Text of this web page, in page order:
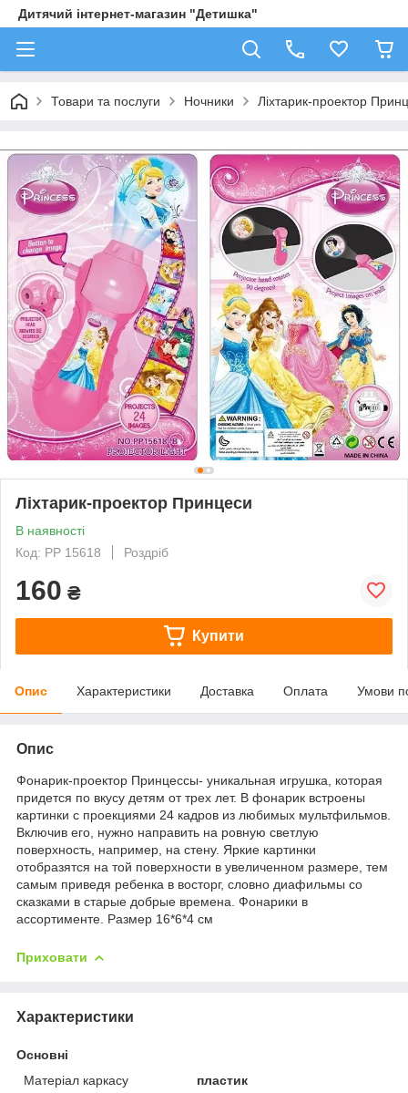
Дитячий інтернет-магазин "Детишка"
Товари та послуги Ночники Ліхтарик-проектор
Ліхтарик-проектор Принцеси
В наявності
Код: РР 15618
Роздріб
160 ₴
Купити
Опис Характеристики Доставка Оплата Умови
Опис
Фонарик-проектор Принцессы- уникальная игрушка, которая
придется по вкусу детям от трех лет. В фонарик встроены
картинки с проекциями 24 кадров из любимых мультфильмов.
Включив его, нужно направить на ровную светлую
поверхность, например, на стену. Яркие картинки
отобразятся на той поверхности в увеличенном размере, тем
самым приведя ребенка в восторг, словно диафильмы со
сказками в старые добрые времена. Фонарики в
ассортименте. Размер 16*6*4 см
Приховати
Характеристики
Основні
Матеріал каркасу
пластик